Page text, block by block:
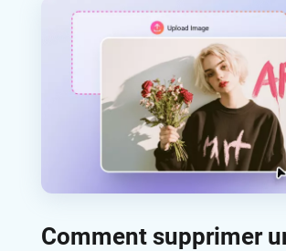
Comment supprimer